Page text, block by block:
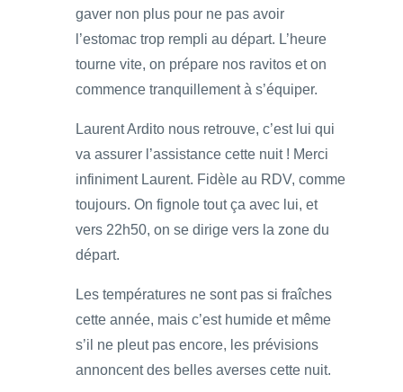
gaver non plus pour ne pas avoir
l’estomac trop rempli au départ. L’heure
tourne vite, on prépare nos ravitos et on
commence tranquillement à s’équiper.
Laurent Ardito nous retrouve, c’est lui qui
va assurer l’assistance cette nuit ! Merci
infiniment Laurent. Fidèle au RDV, comme
toujours. On fignole tout ça avec lui, et
vers 22h50, on se dirige vers la zone du
départ.
Les températures ne sont pas si fraîches
cette année, mais c’est humide et même
s’il ne pleut pas encore, les prévisions
annoncent des belles averses cette nuit.